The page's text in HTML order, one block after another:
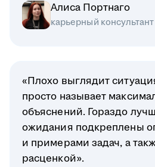
Алиса Портнаго
карьерный
«Плохо выглядит
просто называет
объяснений. Гораздо
ожидания подкреплены
и примерами задач, а
расценкой».